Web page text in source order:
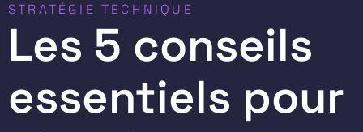
STRATÉGIE TECHNIQUE
Les 5 conseils
essentiels pour